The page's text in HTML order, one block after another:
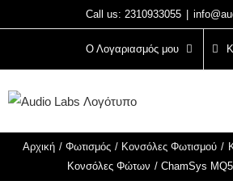
στο
Call us: 2310933055
Ο Λογαριασμός μου
Αρχική Φωτισμός Κονσόλες Φωτισμού
Κονσόλες Φώτων
ChamSys